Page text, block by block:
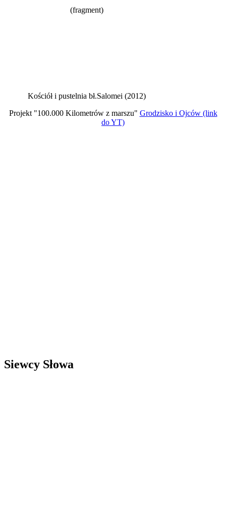
(fragment)
Kościół i pustelnia bł.Salomei (2012)
Projekt "100.000 Kilometrów z marszu" Grodzisko i Ojców (link
do YT)
Siewcy Słowa